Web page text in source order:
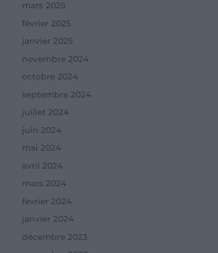
mars 2025
février 2025
janvier 2025
novembre 2024
octobre 2024
septembre 2024
juillet 2024
juin 2024
mai 2024
avril 2024
mars 2024
février 2024
janvier 2024
décembre 2023